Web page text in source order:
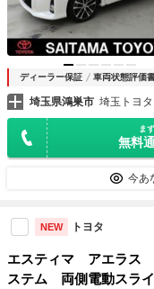
ディーラー保証 車両状態評価
埼玉県鴻巣市 埼玉トヨ
ま
無料
今あ
NEW トヨタ
エスティマ アエラス
ステム 両側電動スラ